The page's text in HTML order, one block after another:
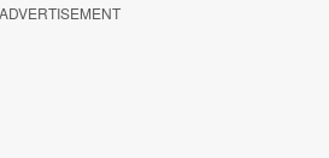
ADVERTISEMENT